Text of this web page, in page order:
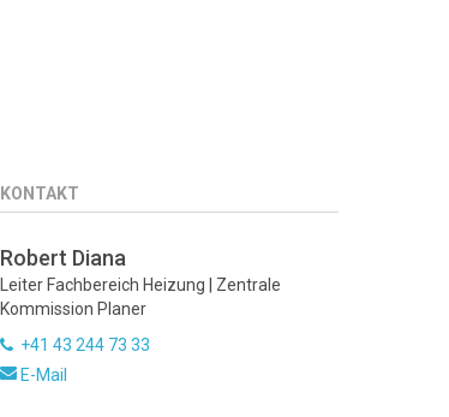
KONTAKT
Robert Diana
Leiter Fachbereich Heizung | Zentrale
Kommission Planer
+41 43 244 73 33
E-Mail